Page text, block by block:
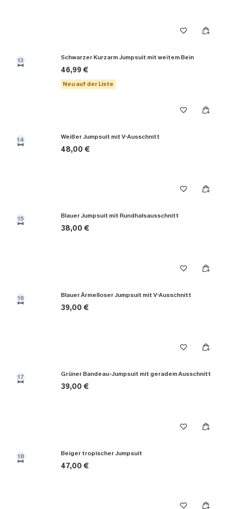
13 Schwarzer Kurzarm Jumpsuit mit weitem Bein
46,99 €
Neu auf der Liste
14 Weißer Jumpsuit mit V-Ausschnitt
48,00 €
15 Blauer Jumpsuit mit Rundhalsausschnitt
38,00 €
16 Blauer Ärmelloser Jumpsuit mit V-Ausschnitt
39,00 €
17 Grüner Bandeau-Jumpsuit mit geradem Ausschnitt
39,00 €
18 Beiger tropischer Jumpsuit
47,00 €